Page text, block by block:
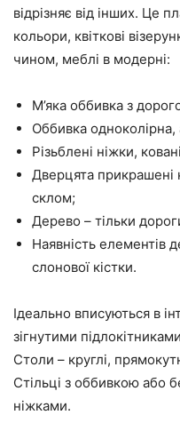
відрізняє від інших. Це
кольори, квіткові
чином, меблі в модерні:
М’яка оббивка з
Оббивка одноколірна,
Різьблені ніжки,
Дверцята
склом;
Дерево – тільки
Наявність елементів
слонової кістки.
Ідеально вписуються в
зігнутими
Столи – круглі,
Стільці з оббивкою або
ніжками.